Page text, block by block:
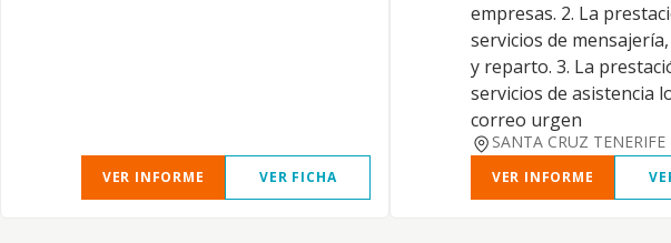
VER INFORME VER FICHA
empresas. 2. La
servicios de
y reparto. 3. La
servicios de asistencia
correo urgen
SANTA CRUZ TENERIFE
VER INFORME